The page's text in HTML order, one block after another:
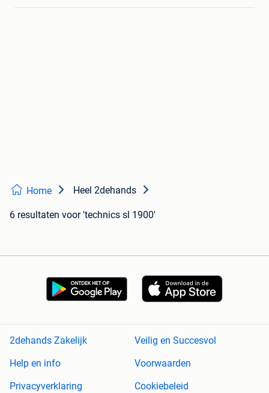
Home Heel 2dehands
6 resultaten voor 'technics sl 1900'
2dehands Zakelijk
Veilig en Succesvol
Help en info
Voorwaarden
Privacyverklaring
Cookiebeleid